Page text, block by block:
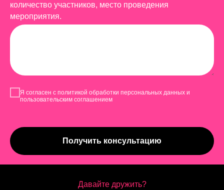
количество участников, место проведения
мероприятия.
Я согласен с политикой обработки персональных данных и
пользовательским соглашением
Получить консультацию
Давайте дружить?